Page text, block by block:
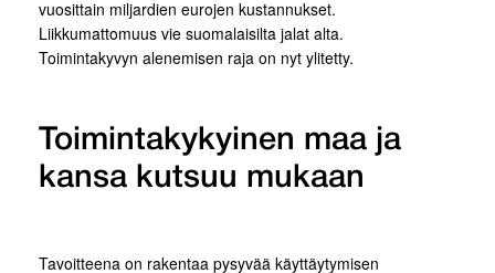
vuosittain miljardien eurojen kustannukset.
Liikkumattomuus vie suomalaisilta jalat alta.
Toimintakyvyn alenemisen raja on nyt ylitetty.
Toimintakykyinen maa ja
kansa kutsuu mukaan
Tavoitteena on rakentaa pysyvää käyttäytymisen